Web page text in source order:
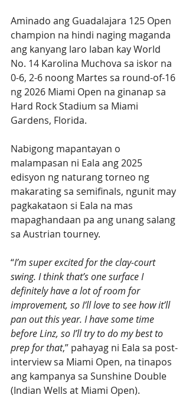
Aminado ang Guadalajara 125 Open
champion na hindi naging maganda
ang kanyang laro laban kay World
No. 14 Karolina Muchova sa iskor na
0-6, 2-6 noong Martes sa round-of-16
ng 2026 Miami Open na ginanap sa
Hard Rock Stadium sa Miami
Gardens, Florida.
Nabigong mapantayan o
malampasan ni Eala ang 2025
edisyon ng naturang torneo ng
makarating sa semifinals, ngunit may
pagkakataon si Eala na mas
mapaghandaan pa ang unang salang
sa Austrian tourney.
“I’m super excited for the clay-court
swing. I think that’s one surface I
definitely have a lot of room for
improvement, so I’ll love to see how it’ll
pan out this year. I have some time
before Linz, so I’ll try to do my best to
prep for that,” pahayag ni Eala sa post-
interview sa Miami Open, na tinapos
ang kampanya sa Sunshine Double
(Indian Wells at Miami Open).